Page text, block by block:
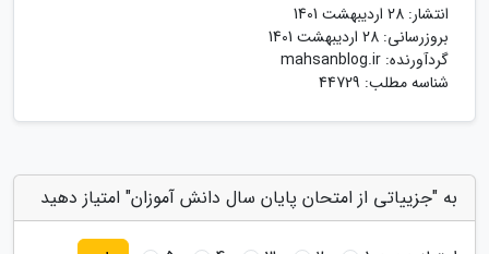
انتشار: 28 اردیبهشت 1401
بروزرسانی: 28 اردیبهشت 1401
گردآورنده: mahsanblog.ir
شناسه مطلب: 44729
به "جزییاتی از امتحان پایان سال دانش آموزان" امتیاز دهید